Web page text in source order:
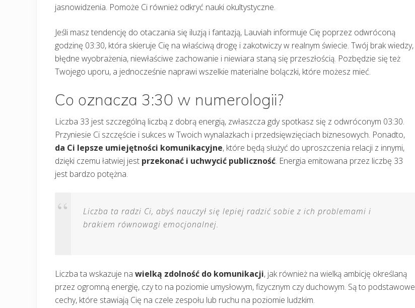
jasnowidzenia. Pomoże Ci również odkryć nauki okultystyczne.
Jeśli masz tendencję do otaczania się iluzją i fantazją, Lauviah informuje Cię poprzez odwróconą
godzinę 03:30, która skieruje Cię na właściwą drogę i zakotwiczy w realnym świecie. Twój brak wiedzy,
błędne wyobrażenia, niewłaściwe zachowanie i niewiara staną się przeszłością. Pozbędzie się też
Twojego uporu, a jednocześnie naprawi wszelkie materialne bolączki, które możesz mieć.
Co oznacza 3:30 w numerologii?
Liczba 33 jest szczególną liczbą z dobrą energią, zwłaszcza gdy spotkasz się z odwróconym 03:30.
Przyniesie Ci szczęście i sukces w Twoich wynalazkach i przedsięwzięciach biznesowych. Ponadto,
da Ci lepsze umiejętności komunikacyjne, które będą służyć do uproszczenia relacji z innymi,
dzięki czemu łatwiej jest przekonać i uchwycić publiczność. Energia emitowana przez liczbę 33
jest bardzo potężna.
Liczba ta radzi Ci, abyś nauczył się lepiej radzić sobie z ich problemami i
brakiem równowagi emocjonalnej.
Liczba ta wskazuje na wielką zdolność do komunikacji, jak również na wielką ambicję określaną
przez ogromną energię, czy to na poziomie umysłowym, fizycznym czy duchowym. Są to podstawowe
cechy, które stawiają Cię na czele zespołu lub ruchu na poziomie ludzkim.